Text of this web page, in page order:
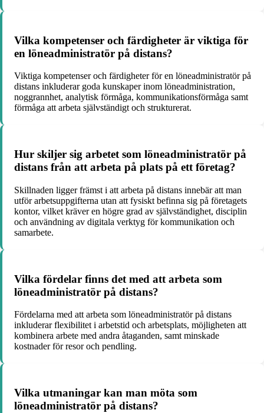
Vilka kompetenser och färdigheter är viktiga för
en löneadministratör på distans?
Viktiga kompetenser och färdigheter för en löneadministratör på
distans inkluderar goda kunskaper inom löneadministration,
noggrannhet, analytisk förmåga, kommunikationsförmåga samt
förmåga att arbeta självständigt och strukturerat.
Hur skiljer sig arbetet som löneadministratör på
distans från att arbeta på plats på ett företag?
Skillnaden ligger främst i att arbeta på distans innebär att man
utför arbetsuppgifterna utan att fysiskt befinna sig på företagets
kontor, vilket kräver en högre grad av självständighet, disciplin
och användning av digitala verktyg för kommunikation och
samarbete.
Vilka fördelar finns det med att arbeta som
löneadministratör på distans?
Fördelarna med att arbeta som löneadministratör på distans
inkluderar flexibilitet i arbetstid och arbetsplats, möjligheten att
kombinera arbete med andra åtaganden, samt minskade
kostnader för resor och pendling.
Vilka utmaningar kan man möta som
löneadministratör på distans?